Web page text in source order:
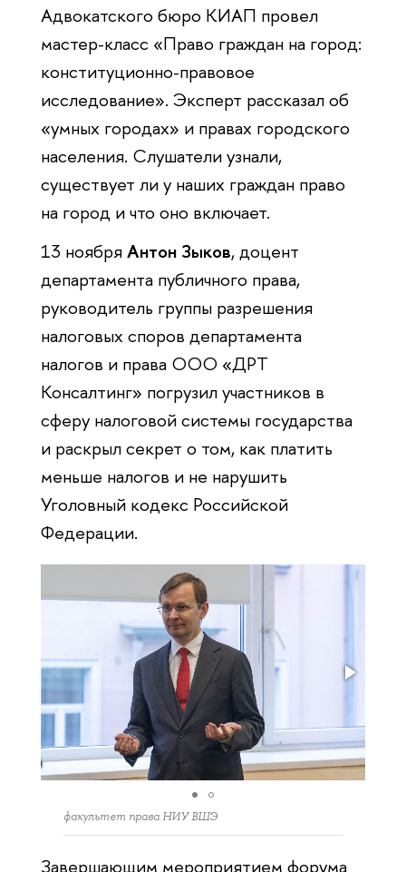
Адвокатского бюро КИАП провел
мастер-класс «Право граждан на город:
конституционно-правовое
исследование». Эксперт рассказал об
«умных городах» и правах городского
населения. Слушатели узнали,
существует ли у наших граждан право
на город и что оно включает.
13 ноябряАнтон Зыков, доцент
департамента публичного права,
руководитель группы разрешения
налоговых споров департамента
налогов и права ООО «ДРТ
Консалтинг» погрузил участников в
сферу налоговой системы государства
и раскрыл секрет о том, как платить
меньше налогов и не нарушить
Уголовный кодекс Российской
Федерации.
факультет права НИУ ВШЭ
Завершающим мероприятием форума